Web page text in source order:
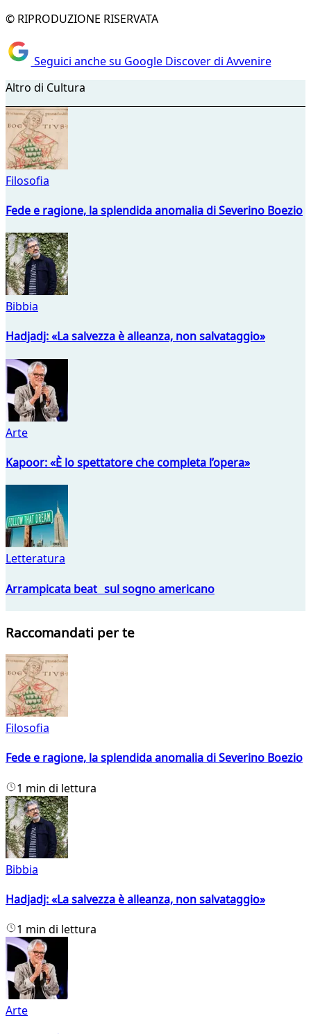
© RIPRODUZIONE RISERVATA
Seguici anche su Google Discover di Avvenire
Altro di Cultura
Filosofia
Fede e ragione, la splendida anomalia di Severino Boezio
Bibbia
Hadjadj: «La salvezza è alleanza, non salvataggio»
Arte
Kapoor: «È lo spettatore che completa l’opera»
Letteratura
Arrampicata beat sul sogno americano
Raccomandati per te
Filosofia
Fede e ragione, la splendida anomalia di Severino Boezio
1 min di lettura
Bibbia
Hadjadj: «La salvezza è alleanza, non salvataggio»
1 min di lettura
Arte